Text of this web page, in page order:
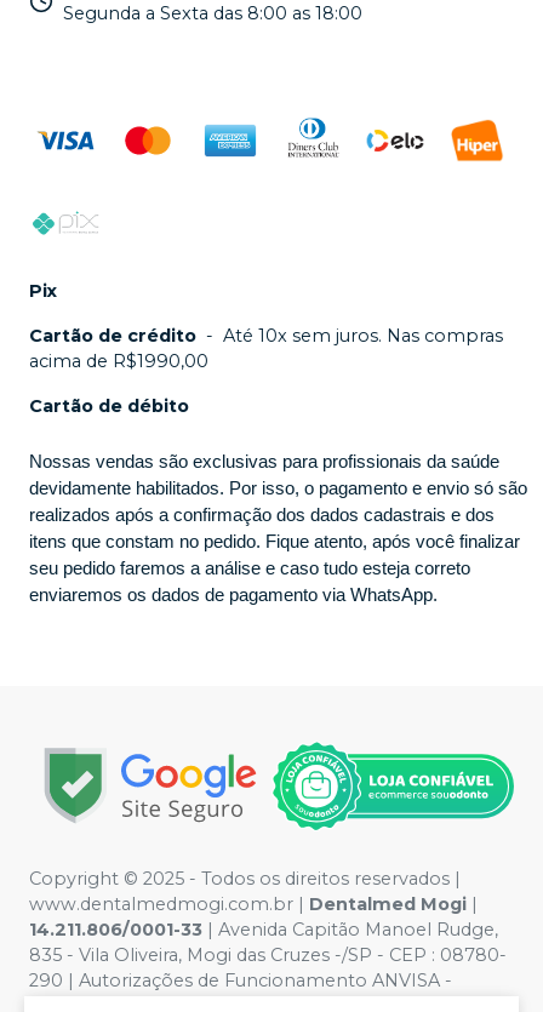
Segunda a Sexta das 8:00 as 18:00
Pix
Cartão de crédito - Até 10x sem juros. Nas compras
acima de R$1990,00
Cartão de débito
Nossas vendas são exclusivas para profissionais da saúde
devidamente habilitados. Por isso, o pagamento e envio só são
realizados após a confirmação dos dados cadastrais e dos
itens que constam no pedido. Fique atento, após você finalizar
seu pedido faremos a análise e caso tudo esteja correto
enviaremos os dados de pagamento via WhatsApp.
Copyright © 2025 - Todos os direitos reservados |
www.dentalmedmogi.com.br | Dentalmed Mogi |
14.211.806/0001-33 | Avenida Capitão Manoel Rudge,
835 - Vila Oliveira, Mogi das Cruzes -/SP - CEP : 08780-
290 | Autorizações de Funcionamento ANVISA -